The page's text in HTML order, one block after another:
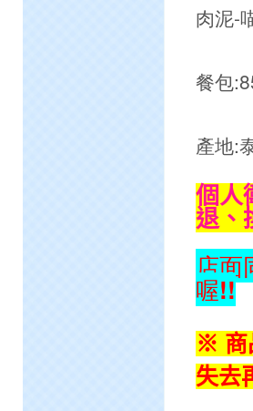
肉泥-
餐包
產地:
個人
退、
店
喔!!
※ 商
失去